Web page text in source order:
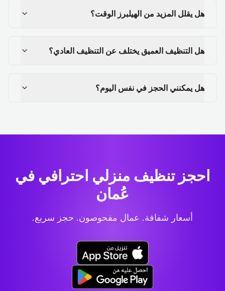
هل يقلل المزيد من الهيلبرز الوقت؟
هل التنظيف العميق يختلف عن التنظيف العادي؟
هل يمكنني الحجز في نفس اليوم؟
احجز تنظيف منزلي احترافي في
عُمان
أسعار شفافة. عمال مفحوصون. حجز سريع.